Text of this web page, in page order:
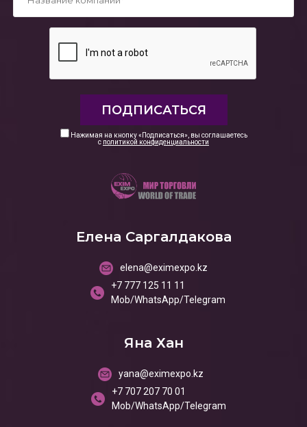
Нажимая на кнопку «Подписаться», вы соглашаетесь
с политикой конфиденциальности
Елена Саргалдакова
elena@eximexpo.kz
+7 777 125 11 11
Mob/WhatsApp/Telegram
Яна Хан
yana@eximexpo.kz
+7 707 207 70 01
Mob/WhatsApp/Telegram